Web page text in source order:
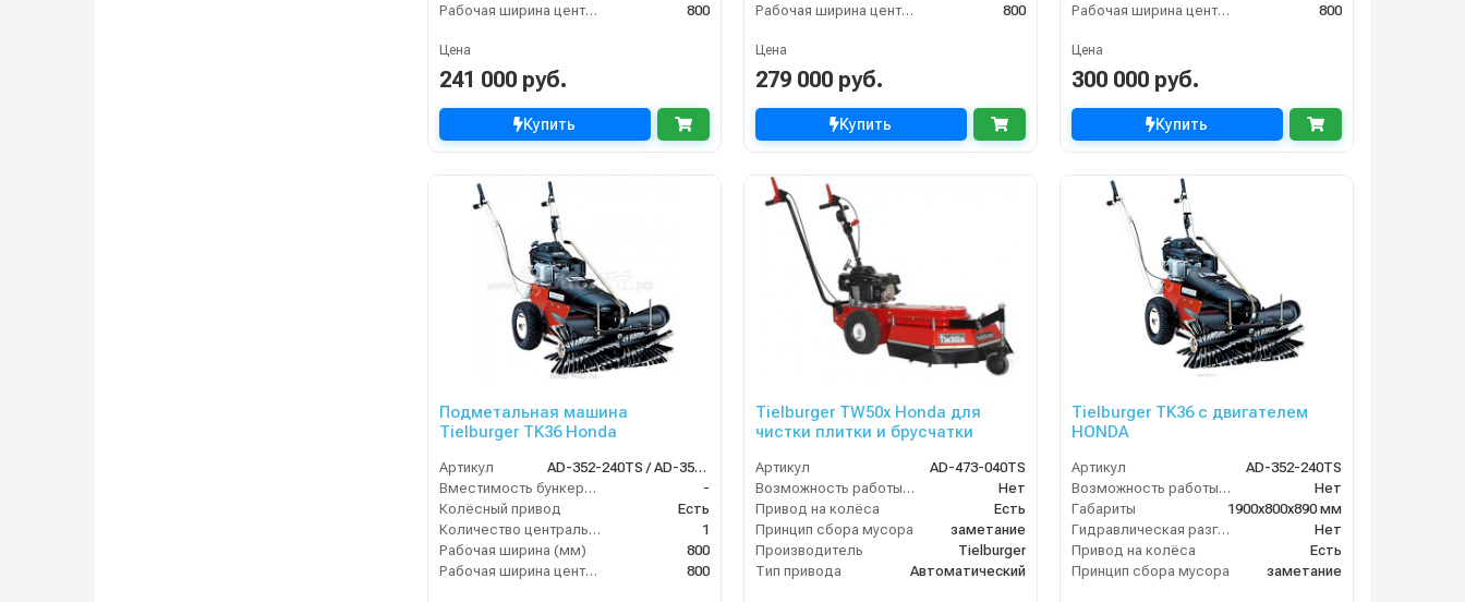
Рабочая ширина центральной щётки (мм)
800
Цена
241 000 руб.
Купить
Рабочая ширина центральной щётки (мм)
800
Цена
279 000 руб.
Купить
Рабочая ширина центральной щётки (мм)
800
Цена
300 000 руб.
Купить
Подметальная машина
Tielburger TK36 Honda
Артикул
AD-352-240TS / AD-352-040TS
Вместимость бункера (л)
-
Колёсный привод
Есть
Количество центральных мусоросборных валиков (шт)
1
Рабочая ширина (мм)
800
Рабочая ширина центральной щётки (мм)
800
Tielburger TW50x Honda для
чистки плитки и брусчатки
Артикул
AD-473-040TS
Возможность работы внутри помещения
Нет
Привод на колёса
Есть
Принцип сбора мусора
заметание
Производитель
Tielburger
Тип привода
Автоматический
Tielburger TK36 с двигателем
HONDA
Артикул
AD-352-240TS
Возможность работы внутри помещения
Нет
Габариты
1900х800х890 мм
Гидравлическая разгрузка
Нет
Привод на колёса
Есть
Принцип сбора мусора
заметание